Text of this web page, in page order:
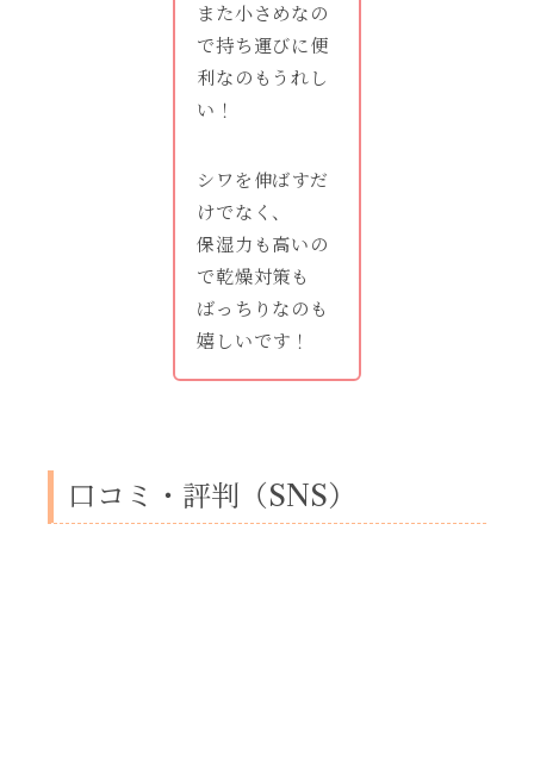
また小さめなの
で持ち運びに便
利なのもうれし
い！
シワを伸ばすだ
けでなく、
保湿力も高いの
で乾燥対策も
ばっちりなのも
嬉しいです！
口コミ・評判（SNS）